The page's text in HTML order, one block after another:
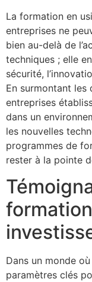
La formation en
entreprises ne
bien au-delà de
techniques ; elle
sécurité,
En surmontant
entreprises
dans un
les nouvelles
programmes de
rester à la pointe
Dans un monde où
paramètres clés